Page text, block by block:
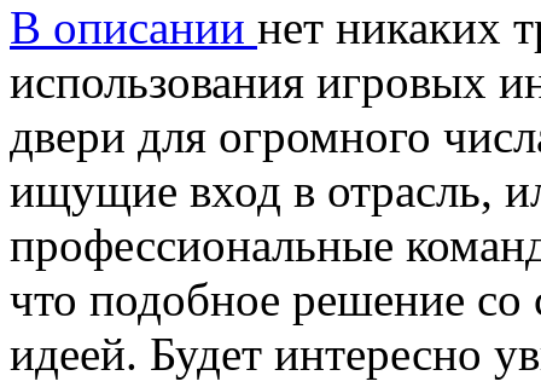
В описании нет никаких
использования игровых
двери для огромного
ищущие вход в отрасль,
профессиональные
что подобное решение со
идеей. Будет интересно